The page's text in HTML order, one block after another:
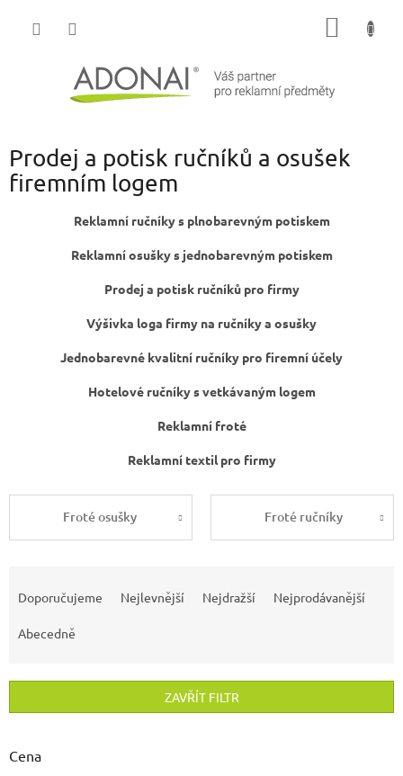
Prodej a potisk ručníků a osušek
firemním logem
Reklamní ručníky s plnobarevným potiskem
Reklamní osušky s jednobarevným potiskem
Prodej a potisk ručníků pro firmy
Výšivka loga firmy na ručníky a osušky
Jednobarevné kvalitní ručníky pro firemní účely
Hotelové ručníky s vetkávaným logem
Reklamní froté
Reklamní textil pro firmy
Froté osušky Froté ručníky
r
d
Doporučujeme Nejlevnější Nejdražší Nejprodávanější
Abecedně
ZAVŘÍT FILTR
Cena